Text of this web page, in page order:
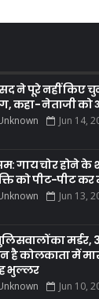
ने पूरे नहीं किए
कहा- नेताजी को
Jun 14,
गाय चोर होने के
को पीट-पीट कर
Jun 13,
का
है कोलकाता में
भुल्लर
Jun 10,